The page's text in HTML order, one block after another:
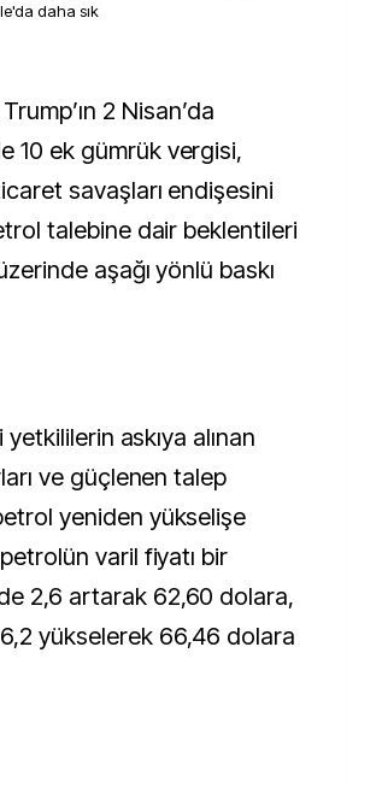
daha sık
10 ek gümrük vergisi,
savaşları endişesini
talebine dair beklentileri
aşağı yönlü baskı
yetkililerin askıya alınan
ve güçlenen talep
yeniden yükselişe
varil fiyatı bir
2,6 artarak 62,60 dolara,
yükselerek 66,46 dolara